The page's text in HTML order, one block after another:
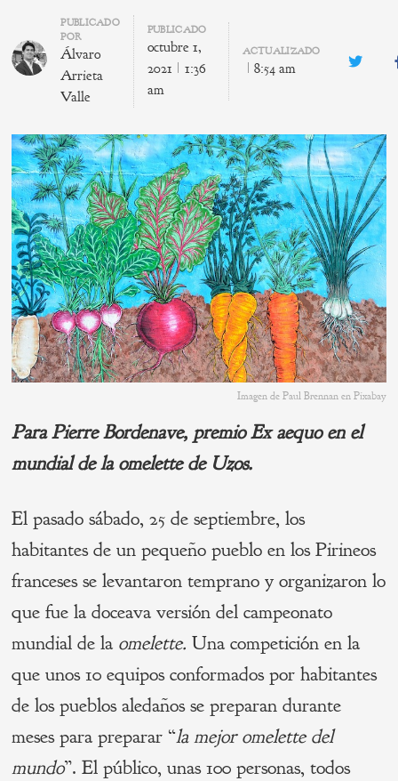
Author
PUBLICADO
POR
Álvaro
Arrieta
Valle
PUBLICADO
octubre 1,
2021
1:36
am
ACTUALIZADO
8:54 am Twitter
Imagen de Paul Brennan en Pixabay
Para Pierre Bordenave, premio Ex aequo en el
mundial de la omelette de Uzos.
El pasado sábado, 25 de septiembre, los
habitantes de un pequeño pueblo en los Pirineos
franceses se levantaron temprano y organizaron lo
que fue la doceava versión del campeonato
mundial de la omelette.Una competición en la
que unos 10 equipos conformados por habitantes
de los pueblos aledaños se preparan durante
meses para preparar “la mejor omelette del
mundo”. El público, unas 100 personas, todos